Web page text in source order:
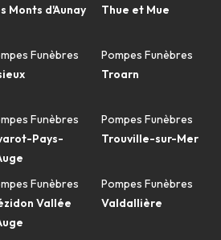
Monts d'Aunay
Funèbres
Funèbres
Pays-
Funèbres
Vallée
Thue et Mue
Pompes Funèbres
Troarn
Pompes Funèbres
Trouville-sur-Mer
Pompes Funèbres
Valdallière